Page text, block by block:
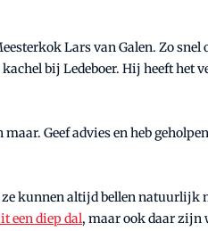
Lars van Galen. Zo
bij Ledeboer. Hij heeft het
Geef advies en heb
kunnen altijd bellen
een diep dal, maar ook daar zijn